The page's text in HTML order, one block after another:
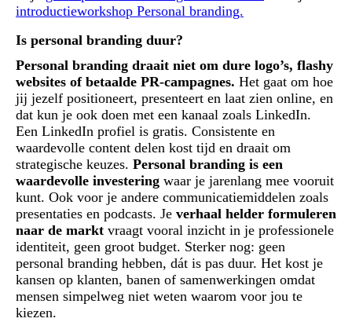
introductieworkshop Personal branding.
Is personal branding duur?
Personal branding draait niet om dure logo’s, flashy
websites of betaalde PR-campagnes. Het gaat om hoe
jij jezelf positioneert, presenteert en laat zien online, en
dat kun je ook doen met een kanaal zoals LinkedIn.
Een LinkedIn profiel is gratis. Consistente en
waardevolle content delen kost tijd en draait om
strategische keuzes. Personal branding is een
waardevolle investering waar je jarenlang mee vooruit
kunt. Ook voor je andere communicatiemiddelen zoals
presentaties en podcasts. Je verhaal helder formuleren
naar de markt vraagt vooral inzicht in je professionele
identiteit, geen groot budget. Sterker nog: geen
personal branding hebben, dát is pas duur. Het kost je
kansen op klanten, banen of samenwerkingen omdat
mensen simpelweg niet weten waarom voor jou te
kiezen.